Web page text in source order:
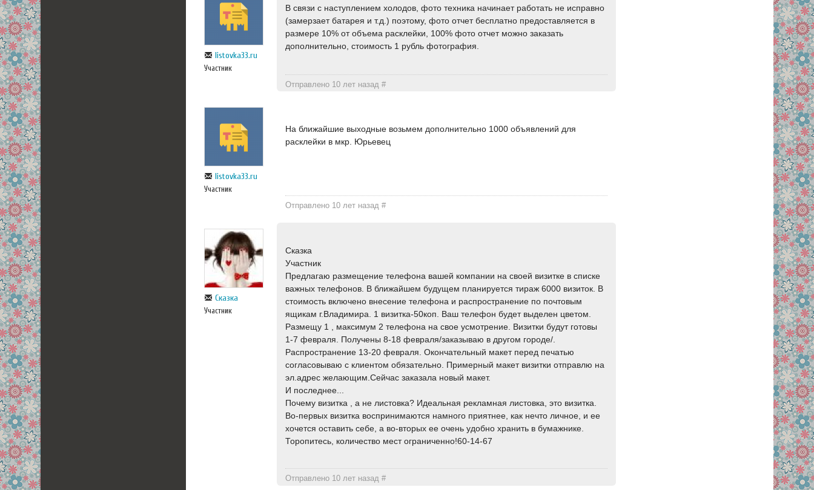
listovka33.ru
Участник
В связи с наступлением холодов, фото техника начинает работать не исправно
(замерзает батарея и т.д.) поэтому, фото отчет бесплатно предоставляется в
размере 10% от объема расклейки, 100% фото отчет можно заказать
дополнительно, стоимость 1 рубль фотография.
Отправлено 10 лет назад#
listovka33.ru
Участник
На ближайшие выходные возьмем дополнительно 1000 объявлений для
расклейки в мкр. Юрьевец
Отправлено 10 лет назад#
Сказка
Участник
Сказка
Участник
Предлагаю размещение телефона вашей компании на своей визитке в списке
важных телефонов. В ближайшем будущем планируется тираж 6000 визиток. В
стоимость включено внесение телефона и распространение по почтовым
ящикам г.Владимира. 1 визитка-50коп. Ваш телефон будет выделен цветом.
Размещу 1 , максимум 2 телефона на свое усмотрение. Визитки будут готовы
1-7 февраля. Получены 8-18 февраля/заказываю в другом городе/.
Распространение 13-20 февраля. Окончательный макет перед печатью
согласовываю с клиентом обязательно. Примерный макет визитки отправлю на
эл.адрес желающим.Сейчас заказала новый макет.
И последнее...
Почему визитка , а не листовка? Идеальная рекламная листовка, это визитка.
Во-первых визитка воспринимаются намного приятнее, как нечто личное, и ее
хочется оставить себе, а во-вторых ее очень удобно хранить в бумажнике.
Торопитесь, количество мест ограниченно!60-14-67
Отправлено 10 лет назад#